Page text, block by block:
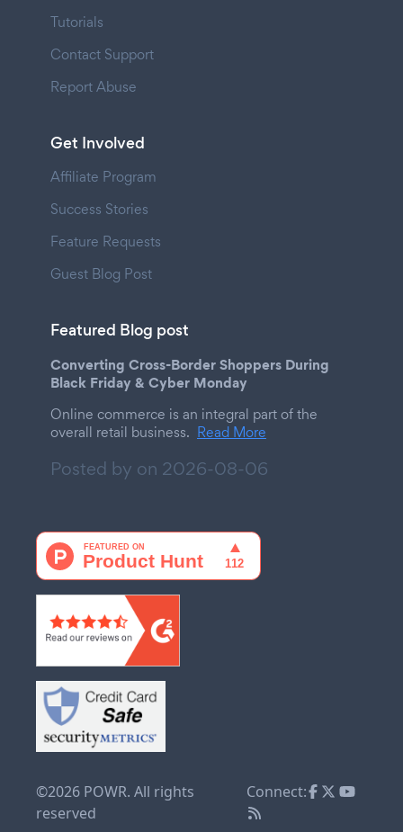
Tutorials
Contact Support
Report Abuse
Get Involved
Affiliate Program
Success Stories
Feature Requests
Guest Blog Post
Featured Blog post
Converting Cross-Border Shoppers During
Black Friday & Cyber Monday
Online commerce is an integral part of the
overall retail business. Read More
Posted by on 2026-08-06
©2026 POWR. All rights
reserved
Connect: